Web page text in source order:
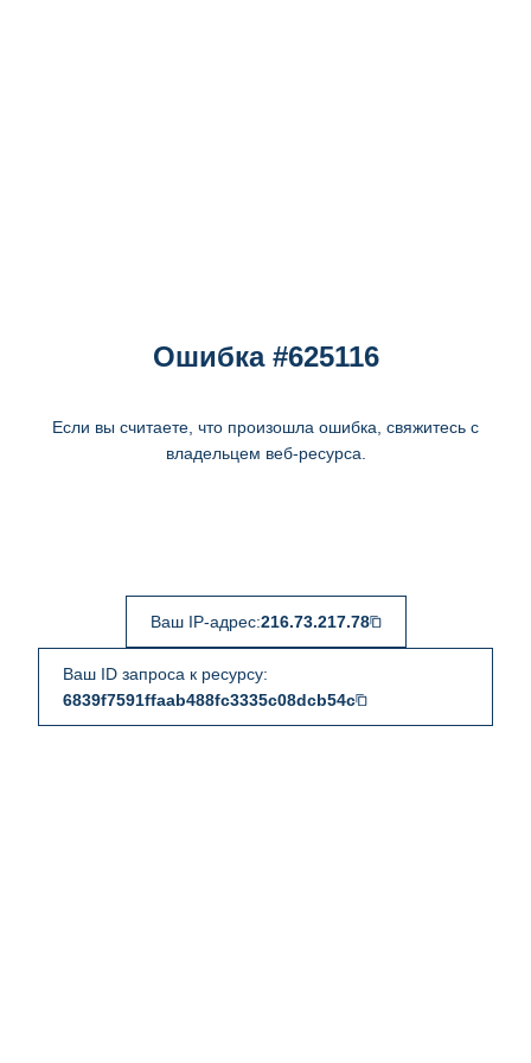
Ошибка #625116
Если вы считаете, что произошла ошибка, свяжитесь с
владельцем веб-ресурса.
Ваш IP-адрес:216.73.217.78
Ваш ID запроса к ресурсу:
6839f7591ffaab488fc3335c08dcb54c